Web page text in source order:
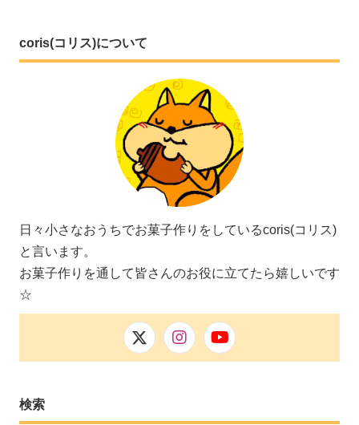
coris(コリス)について
日々小さなおうちでお菓子作りをしているcoris(コリス)
と言います。
お菓子作りを通して皆さんのお役に立てたら嬉しいです
☆
検索